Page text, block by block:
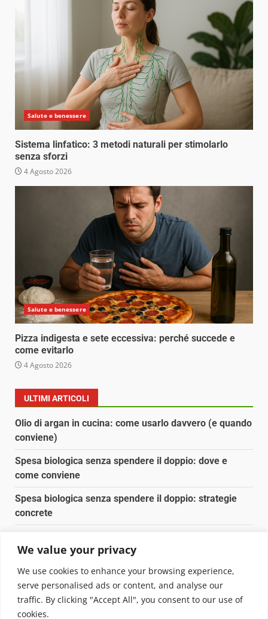
We value your privacy
We use cookies to enhance your browsing experience,
serve personalised ads or content, and analyse our
traffic. By clicking "Accept All", you consent to our use of
cookies.
Salute e benessere
Sistema linfatico: 3 metodi naturali per stimolarlo
senza sforzi
4 Agosto 2026
Salute e benessere
Pizza indigesta e sete eccessiva: perché succede e
come evitarlo
4 Agosto 2026
ULTIMI ARTICOLI
Olio di argan in cucina: come usarlo davvero (e quando
conviene)
Spesa biologica senza spendere il doppio: dove e
come conviene
Spesa biologica senza spendere il doppio: strategie
concrete
Pulizia naturale della casa: 3 ingredienti che
sostituiscono 10 prodotti chimici
Copyright © 2025 Biopianeta.it proprietà di Jws Media